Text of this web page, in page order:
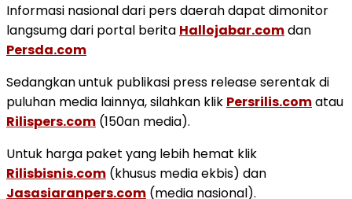
Informasi nasional dari pers daerah dapat dimonitor
langsumg dari portal berita Hallojabar.comdan
Persda.com
Sedangkan untuk publikasi press release serentak di
puluhan media lainnya, silahkan klik Persrilis.comatau
Rilispers.com (150an media).
Untuk harga paket yang lebih hemat klik
Rilisbisnis.com (khusus media ekbis) dan
Jasasiaranpers.com (media nasional).